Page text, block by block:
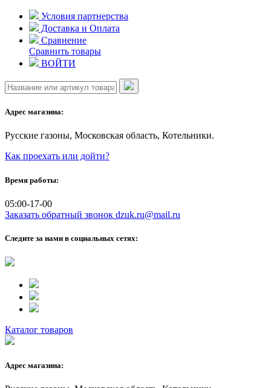
Skip
content
Условия партнерства
Доставка и Оплата
Сравнение
Сравнить товары
ВОЙТИ
Адрес магазина:
Русские газоны, Московская область, Котельники.
Как проехать или дойти?
Время работы:
05:00-17-00
Заказать обратный звонок dzuk.ru@mail.ru
Следите за нами в социальных сетях:
Каталог товаров
Адрес магазина: